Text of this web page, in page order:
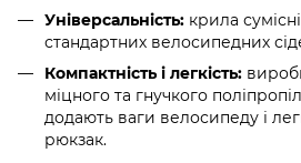
Універсальність: крила
стандартних велосипедних
Компактність і легкість:
міцного та гнучкого
додають ваги велосипеду і
рюкзак.